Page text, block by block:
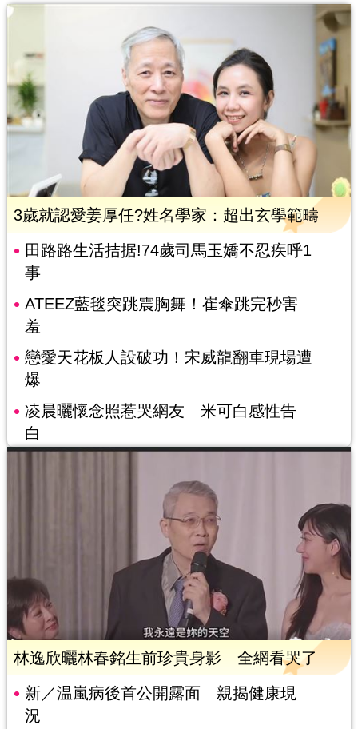
3歲就認愛姜厚任?姓名學家：超出玄學範疇
田路路生活拮据!74歲司馬玉嬌不忍疾呼1
事
ATEEZ藍毯突跳震胸舞！崔傘跳完秒害
羞
戀愛天花板人設破功！宋威龍翻車現場遭
爆
凌晨曬懷念照惹哭網友 米可白感性告
白
林逸欣曬林春銘生前珍貴身影 全網看哭了
新／温嵐病後首公開露面 親揭健康現
況